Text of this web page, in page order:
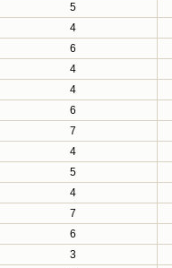
5
4
6
4
4
6
7
4
5
4
7
6
3